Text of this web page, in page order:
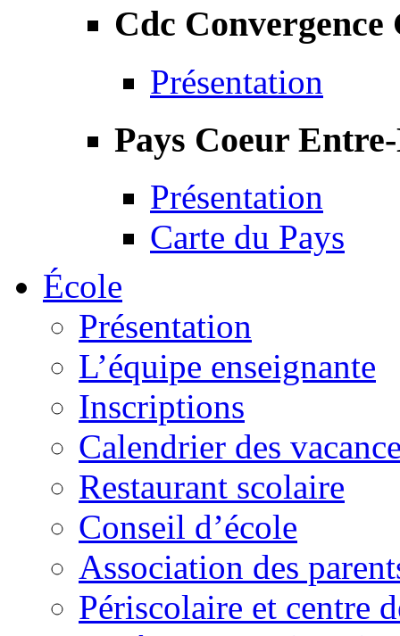
Cdc Convergence
Présentation
Pays Coeur
Présentation
Carte du Pays
École
Présentation
L’équipe enseignante
Inscriptions
Calendrier des
Restaurant scolaire
Conseil d’école
Association des
Périscolaire et centre